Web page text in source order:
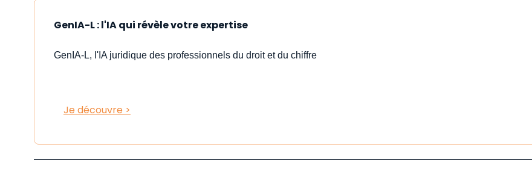
GenIA-L : l'IA qui révèle votre expertise
GenIA-L, l'IA juridique des professionnels du droit et du chiffre
Je découvre >